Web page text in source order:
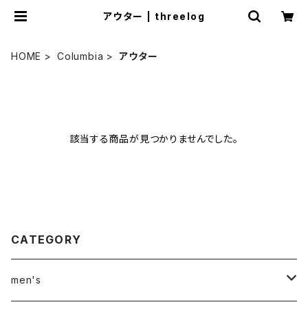
アウター | threelog
HOME Columbia アウター
該当する商品が見つかりませんでした。
CATEGORY
men's